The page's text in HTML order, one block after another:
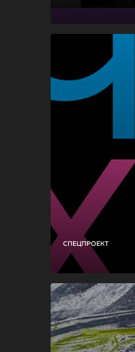
СПЕЦПРОЕКТ